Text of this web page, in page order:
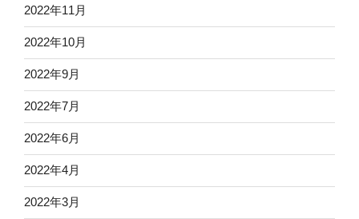
2022年11月
2022年10月
2022年9月
2022年7月
2022年6月
2022年4月
2022年3月